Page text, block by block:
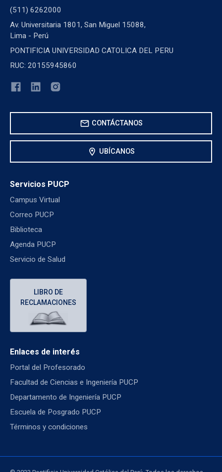
(511) 6262000
Av. Universitaria 1801, San Miguel 15088,
Lima - Perú
PONTIFICIA UNIVERSIDAD CATOLICA DEL PERU
RUC: 20155945860
mail CONTÁCTANOS
location_on UBÍCANOS
Servicios PUCP
Campus Virtual
Correo PUCP
Biblioteca
Agenda PUCP
Servicio de Salud
LIBRO DE
RECLAMACIONES
Enlaces de interés
Portal del Profesorado
Facultad de Ciencias e Ingeniería PUCP
Departamento de Ingeniería PUCP
Escuela de Posgrado PUCP
Términos y condiciones